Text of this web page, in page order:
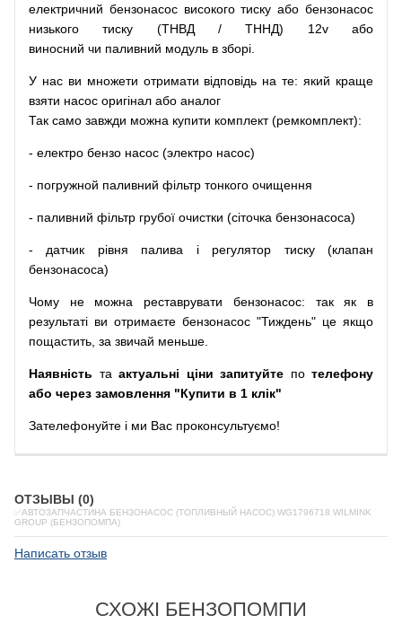
електричний бензонасос високого тиску або бензонасос
низького
тиску (ТНВД / ТННД) 12v
або
виносний чи паливний модуль в зборі
У нас ви множети отримати відповідь на те: який краще
взяти насос оригінал або аналог
Так само завжди можна купити комплект (ремкомплект):
- електро бензо насос (электро насос)
- погружной паливний фільтр тонкого очищення
- паливний фільтр грубої очистки (сіточка бензонасоса)
- датчик рівня палива і регулятор тиску (клапан
бензонасоса)
Чому не можна реставрувати бензонасос: так як
в
результаті ви отримаєте бензонасос "Тиждень" це якщо
пощастить, за звичай меньше.
Наявність та актуальні ціни запитуйте по телефону
або через замовлення "Купити в 1 клік"
Зателефонуйте і ми Вас проконсультуємо!
ОТЗЫВЫ (0)
✅АВТОЗАПЧАСТИНА БЕНЗОНАСОС (ТОПЛИВНЫЙ НАСОС) WG1796718 WILMINK
GROUP (БЕНЗОПОМПА)
Написать отзыв
СХОЖІ БЕНЗОПОМПИ